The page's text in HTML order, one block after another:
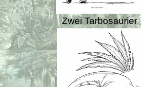
Zwei Tarbosaurier